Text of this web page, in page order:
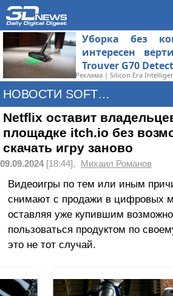
Уборка без
интересен
Trouver G70 Detect
Реклама | Silicon Era
НОВОСТИ SOFTWARE
Netflix оставит
площадке itch.io без
скачать игру заново
09.09.2024[18:44], Михаил Романов
Видеоигры по тем или иным
снимают с продажи в цифровых
оставляя уже купившим
пользоваться продуктом по
это не тот случай.